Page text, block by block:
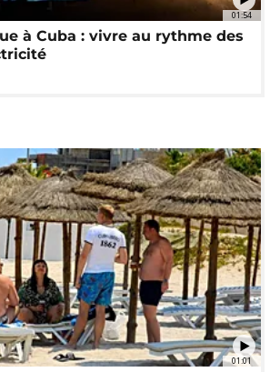
01:54
à Cuba : vivre au rythme des
01:01